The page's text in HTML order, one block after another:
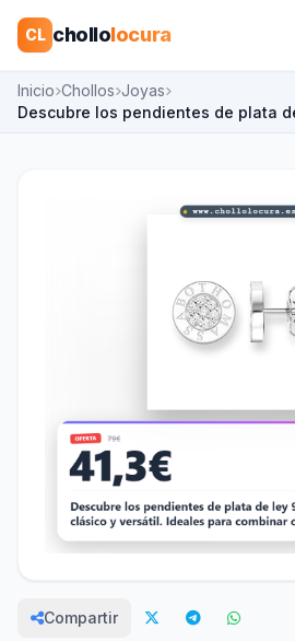
CL chollolocura
Inicio Chollos Joyas
Descubre los pendientes de plata
Compartir